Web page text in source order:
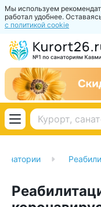
Мы используем
работал удобнее.
с политикой cookie